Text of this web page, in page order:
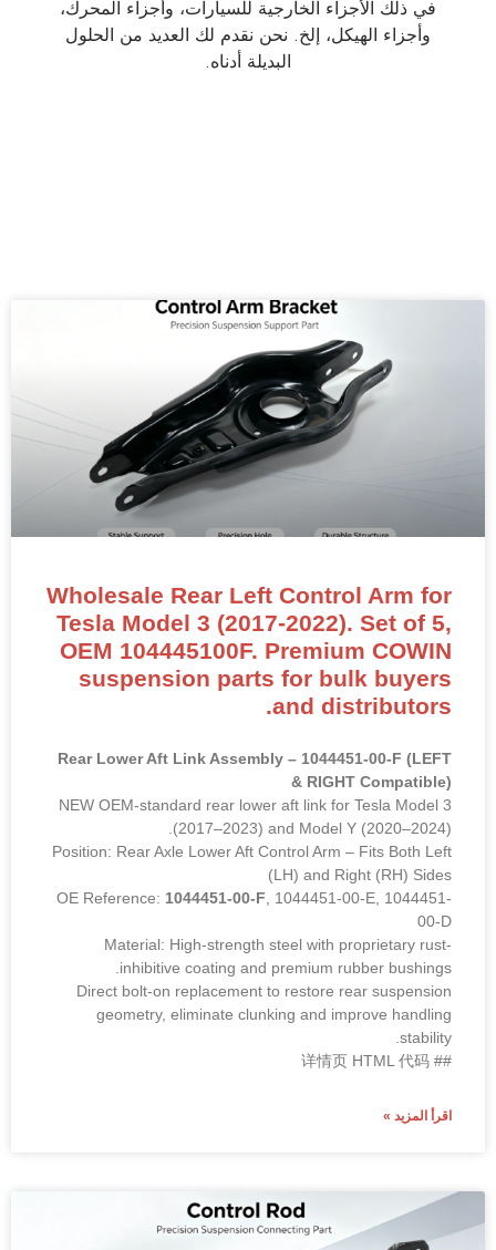
في ذلك الأجزاء الخارجية للسيارات، وأجزاء المحرك،
وأجزاء الهيكل، إلخ. نحن نقدم لك العديد من الحلول
البديلة أدناه.
Wholesale Rear Left Control Arm for
Tesla Model 3 (2017-2022). Set of 5,
OEM 104445100F. Premium COWIN
suspension parts for bulk buyers
and distributors.
Rear Lower Aft Link Assembly – 1044451-00-F (LEFT
& RIGHT Compatible)
NEW OEM-standard rear lower aft link for Tesla Model 3
(2017–2023) and Model Y (2020–2024).
Position: Rear Axle Lower Aft Control Arm – Fits Both Left
(LH) and Right (RH) Sides
OE Reference: 1044451-00-F , 1044451-00-E, 1044451-
00-D
Material: High-strength steel with proprietary rust-
inhibitive coating and premium rubber bushings.
Direct bolt-on replacement to restore rear suspension
geometry, eliminate clunking and improve handling
stability.
## 详情页 HTML 代码
اقرأ المزيد »